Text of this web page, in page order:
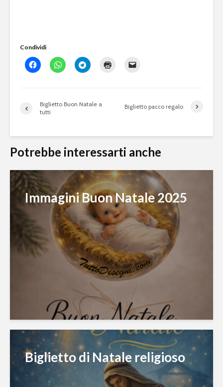
Condividi
Biglietto Buon Natale a
tutti
Biglietto pacco regalo
Potrebbe interessarti anche
Immagini Buon Natale 2025
Biglietto di Natale religioso